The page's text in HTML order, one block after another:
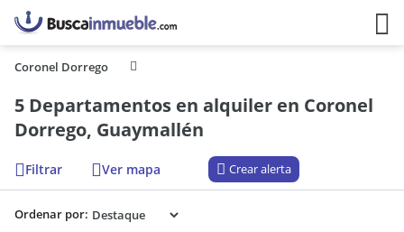
Coronel Dorrego
5 Departamentos en alquiler en Coronel
Dorrego, Guaymallén
Filtrar Ver mapa Crear alerta
Ordenar por: